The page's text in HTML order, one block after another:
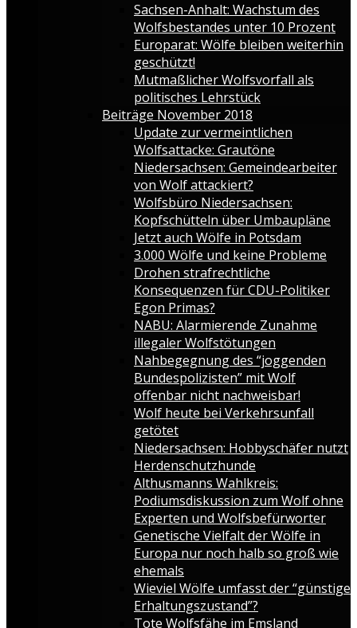
Sachsen-Anhalt: Wachstum des
Wolfsbestandes unter 10 Prozent
Europarat: Wölfe bleiben weiterhin
geschützt!
Mutmaßlicher Wolfsvorfall als
politisches Lehrstück
Beiträge November 2018
Update zur vermeintlichen
Wolfsattacke: Grautöne
Niedersachsen: Gemeindearbeiter
von Wolf attackiert?
Wolfsbüro Niedersachsen:
Kopfschütteln über Umbaupläne
Jetzt auch Wölfe in Potsdam
3.000 Wölfe und keine Probleme
Drohen strafrechtliche
Konsequenzen für CDU-Politiker
Egon Primas?
NABU: Alarmierende Zunahme
illegaler Wolfstötungen
Nahbegegnung des “joggenden
Bundespolizisten” mit Wolf
offenbar nicht nachweisbar!
Wolf heute bei Verkehrsunfall
getötet
Niedersachsen: Hobbyschäfer nutzt
Herdenschutzhunde
Althusmanns Wahlkreis:
Podiumsdiskussion zum Wolf ohne
Experten und Wolfsbefürworter
Genetische Vielfalt der Wölfe in
Europa nur noch halb so groß wie
ehemals
Wieviel Wölfe umfasst der “günstige
Erhaltungszustand”?
Tote Wolfsfähe im Emsland